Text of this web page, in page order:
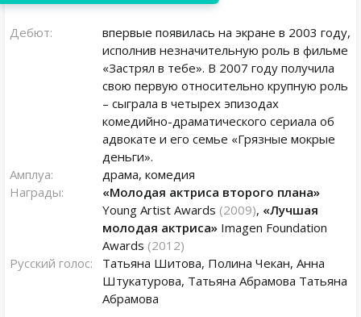
Дебют:
впервые появилась на экране в 2003 году,
исполнив незначительную роль в фильме
«Застрял в тебе». В 2007 году получила
свою первую относительно крупную роль
– сыграла в четырех эпизодах
комедийно-драматического сериала об
адвокате и его семье «Грязные мокрые
деньги».
Амплуа:
драма, комедия
Награды:
«Молодая актриса второго плана»
Young Artist Awards (2009), «Лучшая
молодая актриса» Imagen Foundation
Awards (2012)
Русский голос:
Татьяна Шитова, Полина Чекан, Анна
Штукатурова, Татьяна Абрамова Татьяна
Абрамова